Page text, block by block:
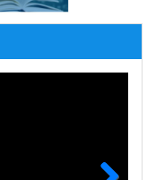
tiền mặt các khoản
các năm tiếp theo
đến trường" năm